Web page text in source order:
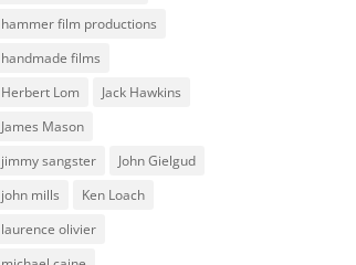
hammer film productions
handmade films
Herbert Lom
Jack Hawkins
James Mason
jimmy sangster
John Gielgud
john mills
Ken Loach
laurence olivier